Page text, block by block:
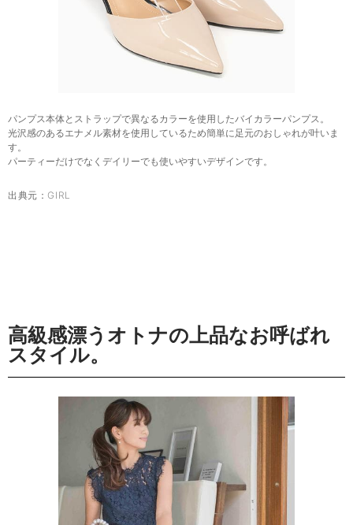
パンプス本体とストラップで異なるカラーを使用したバイカラーパンプス。
光沢感のあるエナメル素材を使用しているため簡単に足元のおしゃれが叶いま
す。
パーティーだけでなくデイリーでも使いやすいデザインです。
出典元： GIRL
高級感漂うオトナの上品なお呼ばれ
スタイル。